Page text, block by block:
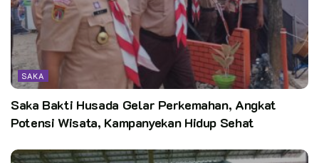
SAKA
Saka Bakti Husada Gelar Perkemahan, Angkat
Potensi Wisata, Kampanyekan Hidup Sehat